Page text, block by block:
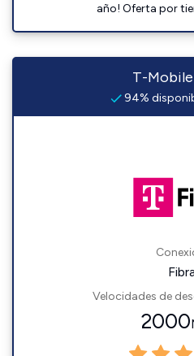
año! Oferta por
T-
94%
Fibra
Velocidades de
2000